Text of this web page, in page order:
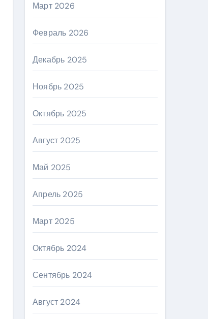
Март 2026
Февраль 2026
Декабрь 2025
Ноябрь 2025
Октябрь 2025
Август 2025
Май 2025
Апрель 2025
Март 2025
Октябрь 2024
Сентябрь 2024
Август 2024